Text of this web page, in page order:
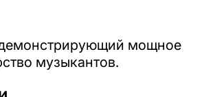
мощное
музыкантов.